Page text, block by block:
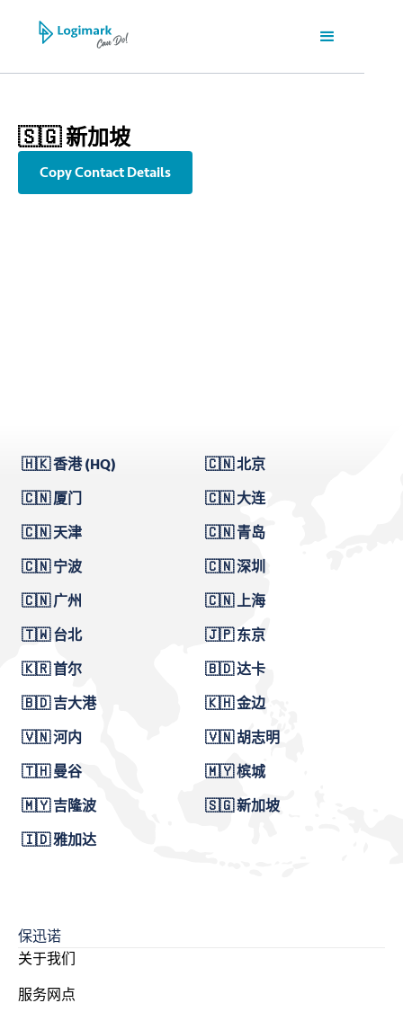
🇸🇬 新加坡
Copy Contact Details
🇭🇰 香港 (HQ)
🇨🇳 北京
🇨🇳 厦门
🇨🇳 大连
🇨🇳 天津
🇨🇳 青岛
🇨🇳 宁波
🇨🇳 深圳
🇨🇳 广州
🇨🇳 上海
🇹🇼 台北
🇯🇵 东京
🇰🇷 首尔
🇧🇩 达卡
🇧🇩 吉大港
🇰🇭 金边
🇻🇳 河内
🇻🇳 胡志明
🇹🇭 曼谷
🇲🇾 槟城
🇲🇾 吉隆波
🇸🇬 新加坡
🇮🇩 雅加达
保迅诺
关于我们
服务网点